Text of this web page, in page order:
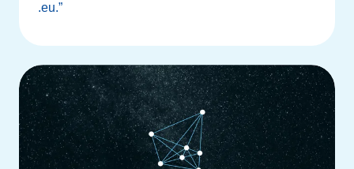
.eu.”